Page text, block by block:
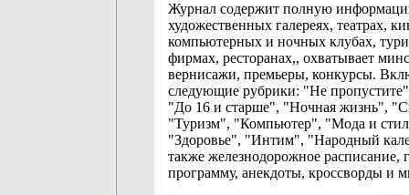
Журнал содержит полную
художественных галереях, театрах,
компьютерных и ночных клубах,
фирмах, ресторанах,, охватывает
вернисажи, премьеры, конкурсы.
следующие рубрики: "Не
"До 16 и старше", "Ночная жизнь",
"Туризм", "Компьютер", "Мода и
"Здоровье", "Интим", "Народный
также железнодорожное расписание,
программу, анекдоты, кроссворды и